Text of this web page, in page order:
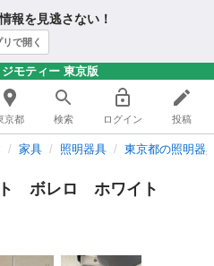
報を見逃さない！
リで開く
モティー 東京版
京都 検索 ログイン 投稿
家具 照明器具 東京都の照明器
ボレロ ホワイト